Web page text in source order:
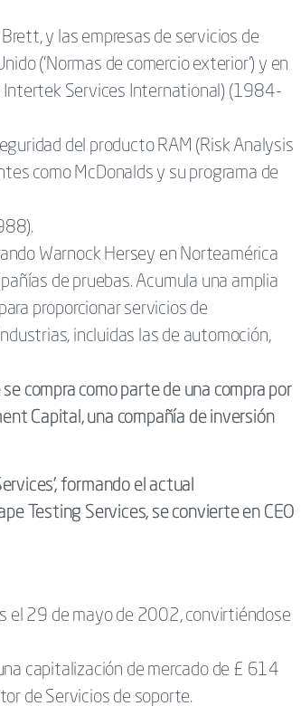
y las empresas de servicios de
('Normas de comercio exterior') y en
Intertek Services International) (1984-
del producto RAM (Risk Analysis
como McDonalds y su programa de
Warnock Hersey en Norteamérica
de pruebas. Acumula una amplia
proporcionar servicios de
incluidas las de automoción,
compra como parte de una compra por
Capital, una compañía de inversión
formando el actual
Testing Services, se convierte en CEO
el 29 de mayo de 2002, convirtiéndose
capitalización de mercado de £ 614
de Servicios de soporte.